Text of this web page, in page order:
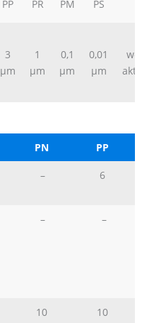
PP PR PM PS
3
μm
1
μm
0,1
μm
0,01
μm
PN PP
– 6
– –
10 10